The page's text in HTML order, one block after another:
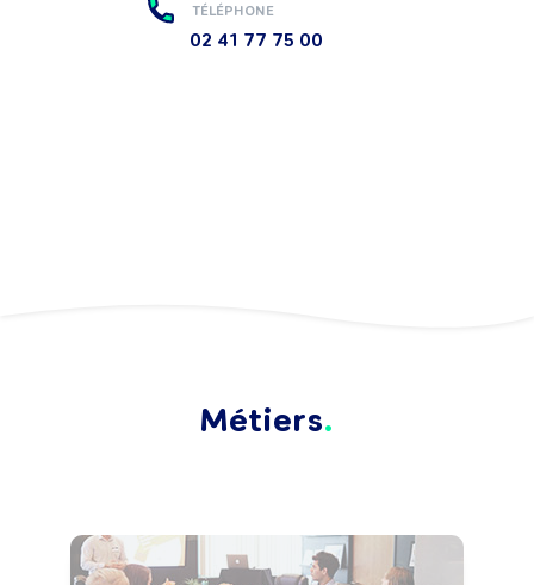
TÉLÉPHONE
02 41 77 75 00
Métiers